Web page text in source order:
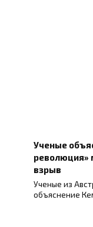
Ученые
революция»
взрыв
Ученые из
объяснение